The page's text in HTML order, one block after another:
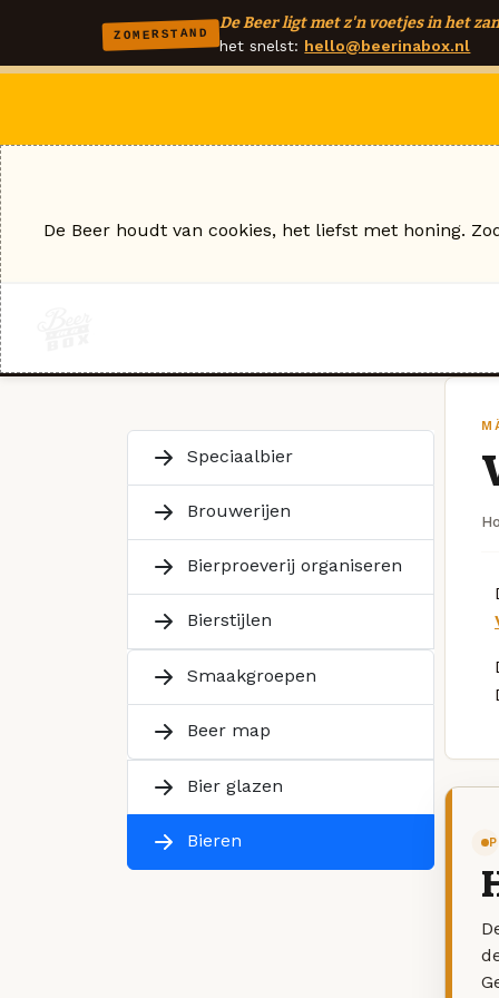
ZOMERSTAND
De Beer ligt met z'n voetjes in het
het snelst: hello@beerinabox.nl
Speciaalbier
Brouwerijen
Bierproeverij organiseren
Bierstijlen
Smaakgroepen
Beer map
Bier glazen
Bieren
De Beer houdt van cookies, het liefst met honing.